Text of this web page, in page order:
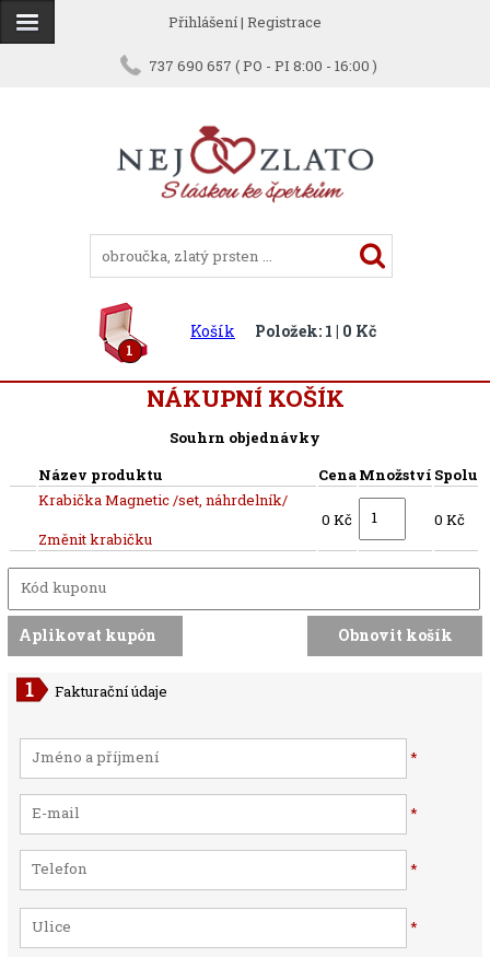
Přihlášení| Registrace
737 690 657 ( PO - PI 8:00 - 16:00 )
1
Košík Položek: 1 | 0 Kč
NÁKUPNÍ KOŠÍK
Souhrn objednávky
Název produktu
CenaMnožství Spolu
Krabička Magnetic /set, náhrdelník/
Změnit krabičku
0 Kč 0 Kč
Fakturační údaje
*
*
*
*